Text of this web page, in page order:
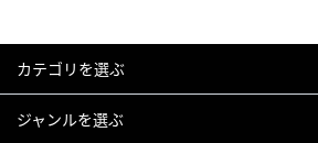
カテゴリを選ぶ
ジャンルを選ぶ